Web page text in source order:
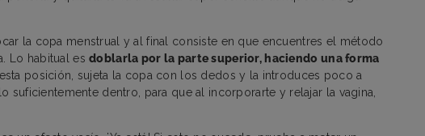
la copa menstrual y al final consiste en que encuentres el método
Lo habitual esdoblarla por la parte superior, haciendo una forma
esta posición, sujeta la copa con los dedos y la introduces poco a
suficientemente dentro, para que al incorporarte y relajar la vagina,